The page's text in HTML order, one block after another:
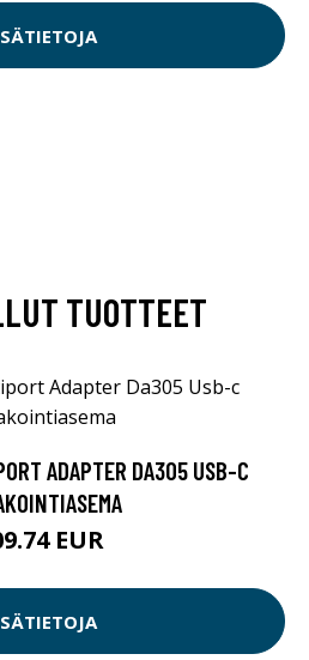
TUOTTEET
ADAPTER DA305 USB-C
EUR